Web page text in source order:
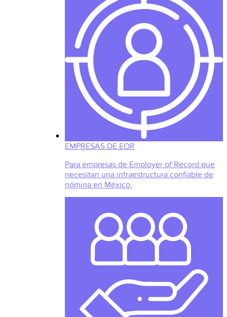
EMPRESAS DE EOR
Para empresas de Employer of Record que
necesitan una infraestructura confiable de
nómina en México.